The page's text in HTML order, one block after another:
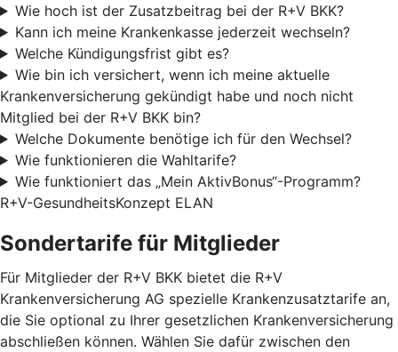
Wie hoch ist der Zusatzbeitrag bei der R+V BKK?
Kann ich meine Krankenkasse jederzeit wechseln?
Welche Kündigungsfrist gibt es?
Wie bin ich versichert, wenn ich meine aktuelle
Krankenversicherung gekündigt habe und noch nicht
Mitglied bei der R+V BKK bin?
Welche Dokumente benötige ich für den Wechsel?
Wie funktionieren die Wahltarife?
Wie funktioniert das „Mein AktivBonus“-Programm?
R+V-GesundheitsKonzept ELAN
Sondertarife für Mitglieder
Für Mitglieder der R+V BKK bietet die R+V
Krankenversicherung AG spezielle Krankenzusatztarife an,
die Sie optional zu Ihrer gesetzlichen Krankenversicherung
abschließen können. Wählen Sie dafür zwischen den